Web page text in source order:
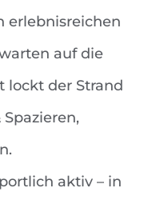
erlebnisreichen
auf die
lockt der Strand
aktiv – in